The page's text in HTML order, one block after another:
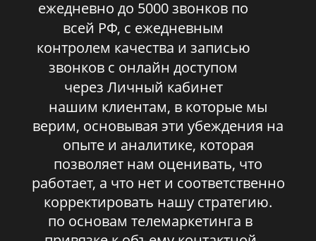
ежедневно до 5000 звонков по
всей РФ, с ежедневным
контролем качества и записью
звонков с онлайн доступом
через Личный кабинет
нашим клиентам, в которые мы
верим, основывая эти убеждения на
опыте и аналитике, которая
позволяет нам оценивать, что
работает, а что нет и соответственно
корректировать нашу стратегию.
по основам телемаркетинга в